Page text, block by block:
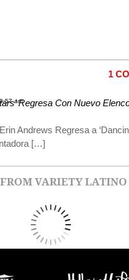
1
Regresa Con Nuevo
am
Andrews Regresa a
[…]
FROM VARIETY LATINO